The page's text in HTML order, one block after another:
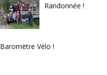
Randonnée !
Baromètre Vélo !